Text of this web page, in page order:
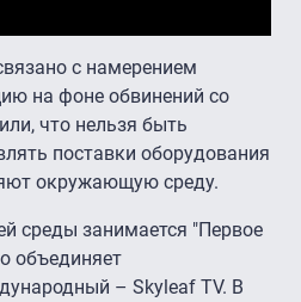
с намерением
на фоне обвинений со
что нельзя быть
поставки оборудования
окружающую среду.
среды занимается "Первое
объединяет
– Skyleaf TV. В